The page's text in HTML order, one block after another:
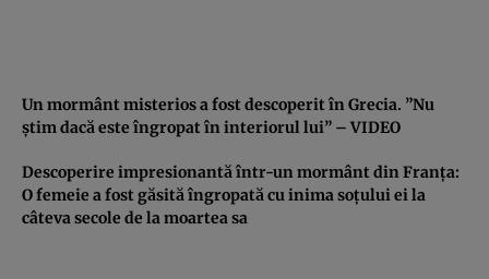
Un mormânt misterios a fost descoperit în Grecia. ”Nu
ştim dacă este îngropat în interiorul lui” – VIDEO
Descoperire impresionantă într-un mormânt din Franţa:
O femeie a fost găsită îngropată cu inima soţului ei la
câteva secole de la moartea sa